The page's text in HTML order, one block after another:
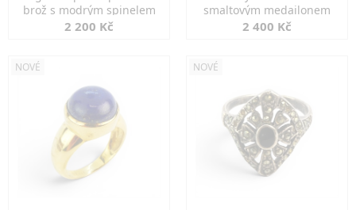
brož s modrým spinelem
2 200 Kč
smaltovým medailonem
2 400 Kč
NOVÉ NOVÉ